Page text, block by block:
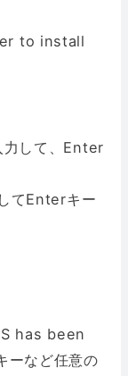
to install
力して、Enter
てEnterキー
has been
など任意の